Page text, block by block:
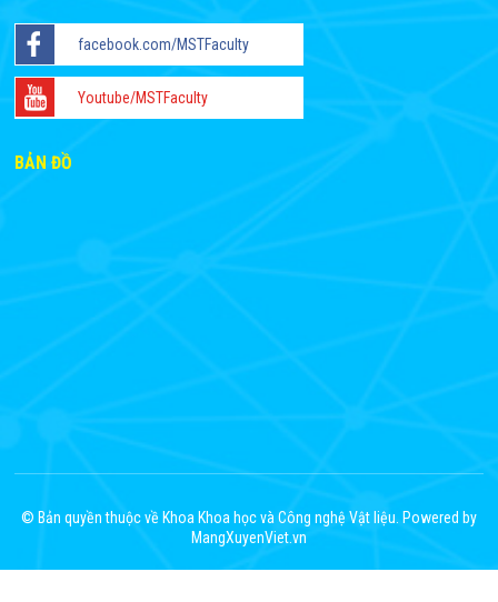
facebook.com/MSTFaculty
Youtube/MSTFaculty
BẢN ĐỒ
© Bản quyền thuộc về Khoa Khoa học và Công nghệ Vật liệu. Powered by
MangXuyenViet.vn